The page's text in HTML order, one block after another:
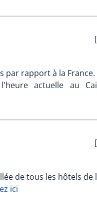
[
par rapport à la France.
actuelle au
[
de tous les hôtels de
ici